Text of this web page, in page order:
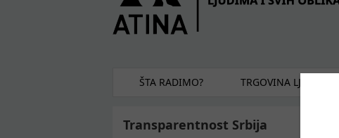
ŠTA RADIMO? TRGOVINA LJUDIMA
Transparentnost Srbija